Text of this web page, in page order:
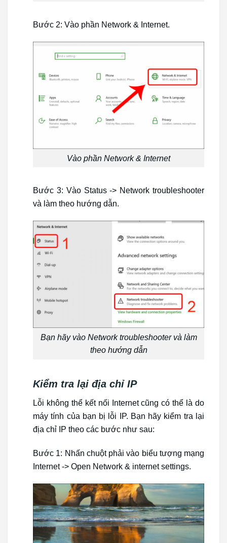
Bước 2: Vào phần Network & Internet.
Vào phần Network & Internet
Bước 3: Vào Status -> Network troubleshooter
và làm theo hướng dẫn.
Bạn hãy vào Network troubleshooter và làm
theo hướng dẫn
Kiểm tra lại địa chỉ IP
Lỗi không thể kết nối Internet cũng có thể là do
máy tính của bạn bị lỗi IP. Bạn hãy kiểm tra lại
địa chỉ IP theo các bước như sau:
Bước 1: Nhấn chuột phải vào biểu tượng mạng
Internet -> Open Network & internet settings.